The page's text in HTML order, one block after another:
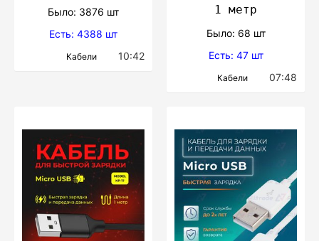
Было: 3876 шт
Есть: 4388 шт
Кабели 10:42
1 метр
Было: 68 шт
Есть: 47 шт
Кабели 07:48